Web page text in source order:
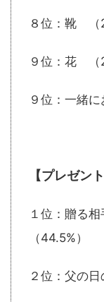
８位：靴 （
９位：花 （
９位：一緒
【プレゼン
１位：贈る
（44.5%）
２位：父の